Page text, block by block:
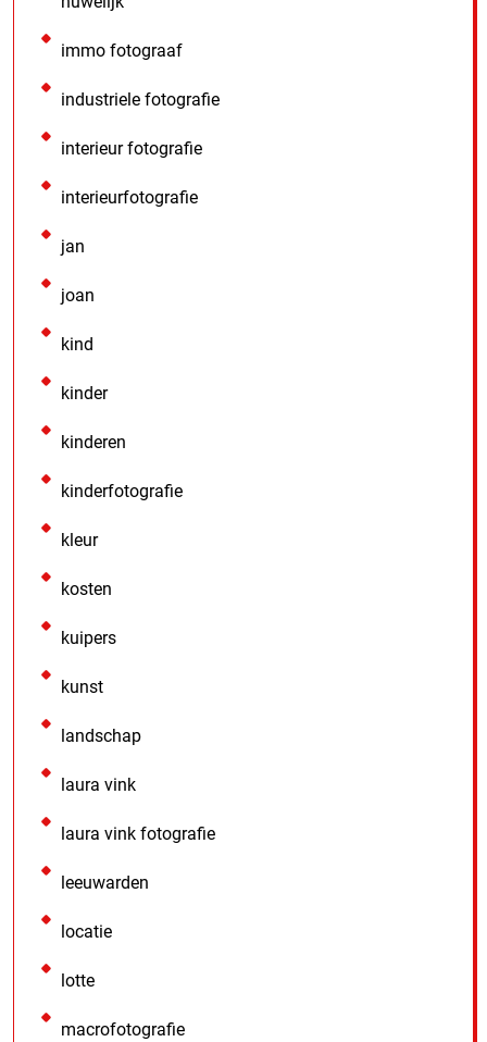
immo fotograaf
industriele fotografie
interieur fotografie
interieurfotografie
jan
joan
kind
kinder
kinderen
kinderfotografie
kleur
kosten
kuipers
kunst
landschap
laura vink
laura vink fotografie
leeuwarden
locatie
lotte
macrofotografie